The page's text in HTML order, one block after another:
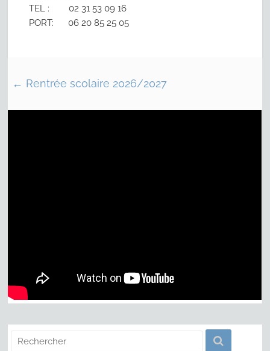
TEL : 02 31 53 09 16
PORT: 06 20 85 25 05
← Rentrée scolaire 2026/2027